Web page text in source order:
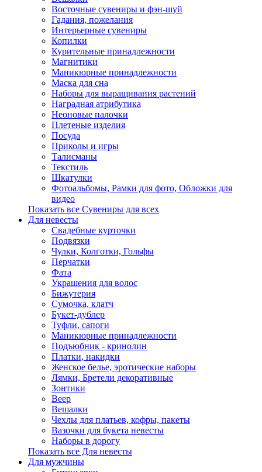
Восточные сувениры и фэн-шуй
Гадания, пожелания
Интерьерные сувениры
Копилки
Курительные принадлежности
Магнитики
Маникюрные принадлежности
Маска для сна
Наборы для выращивания растений
Наградная атрибутика
Неоновые палочки
Плетеные изделия
Посуда
Приколы и игры
Талисманы
Текстиль
Шкатулки
Фотоальбомы, Рамки для фото, Обложки для
видео
Показать все Сувениры для всех
Для невесты
Свадебные курточки
Подвязки
Чулки, Колготки, Гольфы
Перчатки
Фата
Украшения для волос
Бижутерия
Сумочка, клатч
Букет-дублер
Туфли, сапоги
Маникюрные принадлежности
Подъюбник - кринолин
Платки, накидки
Женское белье, эротические наборы
Лямки, Бретели декоративные
Зонтики
Веер
Вешалки
Чехлы для платьев, кофры, пакеты
Вазочки для букета невесты
Наборы в дорогу
Показать все Для невесты
Для мужчины